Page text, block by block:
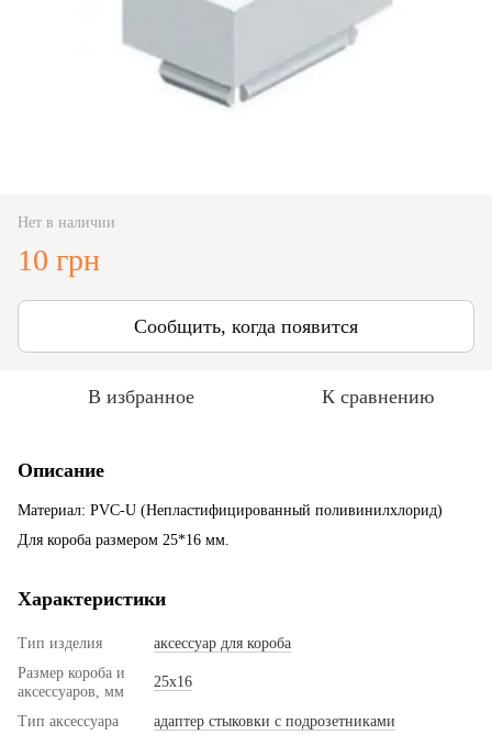
Нет в наличии
10 грн
Сообщить, когда появится
В избранное К сравнению
Описание
Материал: PVC-U (Непластифицированный поливинилхлорид)
Для короба размером 25*16 мм.
Характеристики
Тип изделия
аксессуар для короба
Размер короба и
аксессуаров, мм
25х16
Тип аксессуара адаптер стыковки с подрозетниками